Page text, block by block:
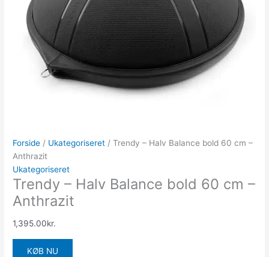
Forside / Ukategoriseret / Trendy – Halv Balance bold 60 cm –
Anthrazit
Ukategoriseret
Trendy – Halv Balance bold 60 cm –
Anthrazit
1,395.00kr.
KØB NU